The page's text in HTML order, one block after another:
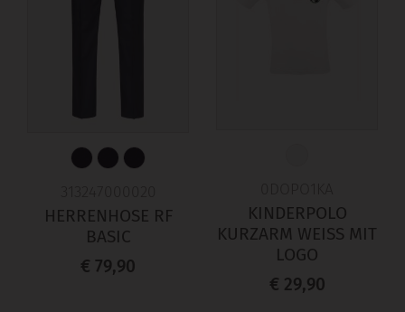
HERRENHOSE RF
BASIC
€ 79,90
KINDERPOLO
KURZARM WEISS MIT
LOGO
€ 29,90